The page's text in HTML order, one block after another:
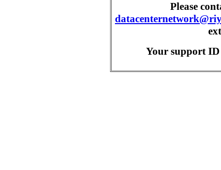
Please
Your support